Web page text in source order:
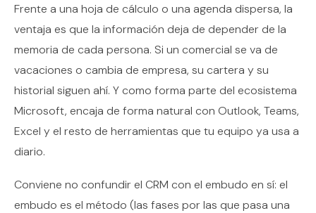
Frente a una hoja de cálculo o una agenda dispersa, la
ventaja es que la información deja de depender de la
memoria de cada persona. Si un comercial se va de
vacaciones o cambia de empresa, su cartera y su
historial siguen ahí. Y como forma parte del ecosistema
Microsoft, encaja de forma natural con Outlook, Teams,
Excel y el resto de herramientas que tu equipo ya usa a
diario.
Conviene no confundir el CRM con el embudo en sí: el
embudo es el método (las fases por las que pasa una